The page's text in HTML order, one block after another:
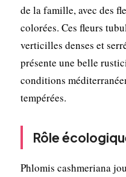
de la famille, avec des
colorées. Ces fleurs
verticilles denses et
présente une belle
conditions
tempérées.
Rôle
Phlomis cashmeriana